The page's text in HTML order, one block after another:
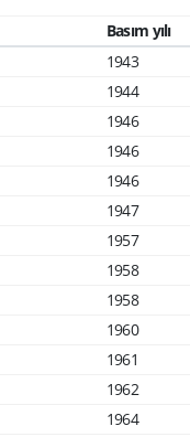
Basım yılı
1943
1944
1946
1946
1946
1947
1957
1958
1958
1960
1961
1962
1964